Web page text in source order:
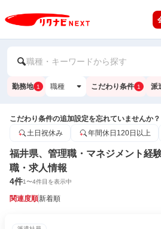
職種・キーワードから探す
勤務地 1 職種 こだわり条件 1 派
こだわり条件の追加設定を忘れていませんか？
土日祝休み
年間休日120日以上
福井県、管理職・マネジメント経
職・求人情報
4件1〜4件目を表示中
関連度順新着順